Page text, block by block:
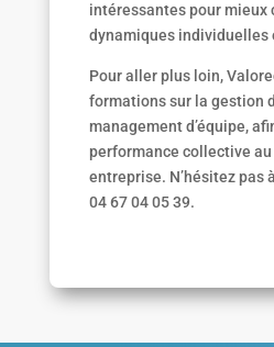
intéressantes pour mieux
dynamiques individuelles
Pour aller plus loin,
formations sur la gestion
management d’équipe,
performance collective
entreprise. N’hésitez pas
04 67 04 05 39.